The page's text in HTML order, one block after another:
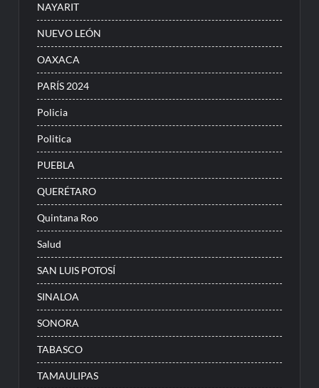
NAYARIT
NUEVO LEÓN
OAXACA
PARÍS 2024
Policia
Politica
PUEBLA
QUERÉTARO
Quintana Roo
Salud
SAN LUIS POTOSÍ
SINALOA
SONORA
TABASCO
TAMAULIPAS